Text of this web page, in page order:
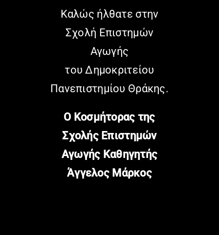
Καλώς ήλθατε στην
Σχολή Επιστημών
Αγωγής
του Δημοκριτείου
Πανεπιστημίου Θράκης.
Ο Κοσμήτορας της
Σχολής Επιστημών
Αγωγής Καθηγητής
Άγγελος Μάρκος